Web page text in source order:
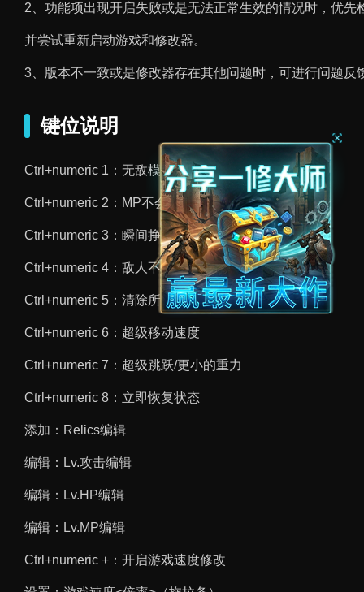
2、功能项出现开启失败或是无法正常生效的情况时，优
并尝试重新启动游戏和修改器。
3、版本不一致或是修改器存在其他问题时，可进行问题反
键位说明
Ctrl+numeric 1：无敌模式/无视伤害判定
Ctrl+numeric 2：MP不会消耗
Ctrl+numeric 3：瞬间挣脱敌人
Ctrl+numeric 4：敌人不会抓取你
Ctrl+numeric 5：清除所有污秽
Ctrl+numeric 6：超级移动速度
Ctrl+numeric 7：超级跳跃/更小的重力
Ctrl+numeric 8：立即恢复状态
添加：Relics编辑
编辑：Lv.攻击编辑
编辑：Lv.HP编辑
编辑：Lv.MP编辑
Ctrl+numeric +：开启游戏速度修改